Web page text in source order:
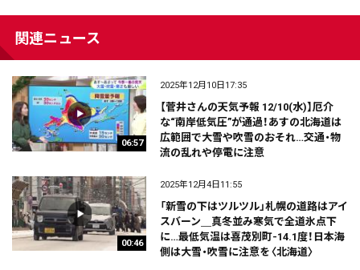
関連ニュース
06:57
2025年12月10日17:35
【菅井さんの天気予報 12/10(水)】厄介
な“南岸低気圧”が通過！あすの北海道は
広範囲で大雪や吹雪のおそれ…交通・物
流の乱れや停電に注意
00:46
2025年12月4日11:55
「新雪の下はツルツル」札幌の道路はアイ
スバーン＿真冬並み寒気で全道氷点下
に…最低気温は喜茂別町-14.1度！日本海
側は大雪・吹雪に注意を〈北海道〉